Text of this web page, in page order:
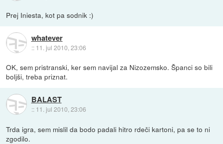
Prej Iniesta, kot pa sodnik :)
whatever
:: 11. jul 2010, 23:06
OK, sem pristranski, ker sem navijal za Nizozemsko. Španci so bili
boljši, treba priznat.
BALAST
:: 11. jul 2010, 23:06
Trda igra, sem mislil da bodo padali hitro rdeči kartoni, pa se to ni
zgodilo.